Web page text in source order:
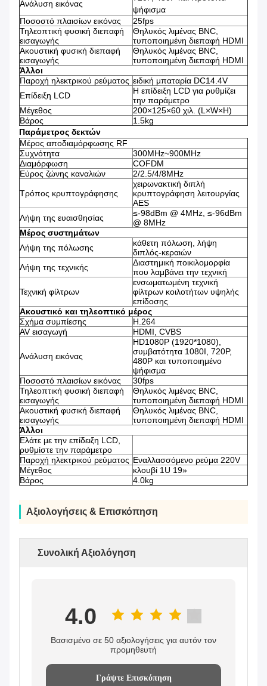
Ανάλυση εικόνας
ψήφισμα
Ποσοστό πλαισίων εικόνας
25fps
Τηλεοπτική φυσική διεπαφή
εισαγωγής
Θηλυκός λιμένας BNC,
τυποποιημένη διεπαφή HDMI
Ακουστική φυσική διεπαφή
εισαγωγής
Θηλυκός λιμένας BNC,
τυποποιημένη διεπαφή HDMI
Άλλοι
Παροχή ηλεκτρικού ρεύματος ειδική μπαταρία DC14.4V
Επίδειξη LCD
Η επίδειξη LCD για ρυθμίζει
την παράμετρο
Μέγεθος
200×125×60 χιλ. (L×W×H)
Βάρος
1.5kg
Παράμετρος δεκτών
Μέρος αποδιαμόρφωσης RF
Συχνότητα
300MHz~900MHz
Διαμόρφωση
COFDM
Εύρος ζώνης καναλιών
2/2.5/4/8MHz
Τρόπος κρυπτογράφησης
χειρωνακτική διπλή
κρυπτογράφηση λειτουργίας
AES
Λήψη της ευαισθησίας
≤-98dBm @ 4MHz, ≤-96dBm
@ 8MHz
Μέρος συστημάτων
Λήψη της πόλωσης
κάθετη πόλωση, λήψη
διπλός-κεραιών
Λήψη της τεχνικής
Διαστημική ποικιλομορφία
που λαμβάνει την τεχνική
Τεχνική φίλτρων
ενσωματωμένη τεχνική
φίλτρων κοιλοτήτων υψηλής
επίδοσης
Ακουστικό και τηλεοπτικό μέρος
Σχήμα συμπίεσης
H.264
AV εισαγωγή
HDMI, CVBS
Ανάλυση εικόνας
HD1080P (1920*1080),
συμβατότητα 1080I, 720P,
480P και τυποποιημένο
ψήφισμα
Ποσοστό πλαισίων εικόνας
30fps
Τηλεοπτική φυσική διεπαφή
εισαγωγής
Θηλυκός λιμένας BNC,
τυποποιημένη διεπαφή HDMI
Ακουστική φυσική διεπαφή
εισαγωγής
Θηλυκός λιμένας BNC,
τυποποιημένη διεπαφή HDMI
Άλλοι
Ελάτε με την επίδειξη LCD,
ρυθμίστε την παράμετρο
Παροχή ηλεκτρικού ρεύματος Εναλλασσόμενο ρεύμα 220V
Μέγεθος
κλουβί 1U 19»
Βάρος
4.0kg
Αξιολογήσεις & Επισκόπηση
Συνολική Αξιολόγηση
4.0
Βασισμένο σε 50 αξιολογήσεις για αυτόν τον
προμηθευτή
Γράψτε Επισκόπηση